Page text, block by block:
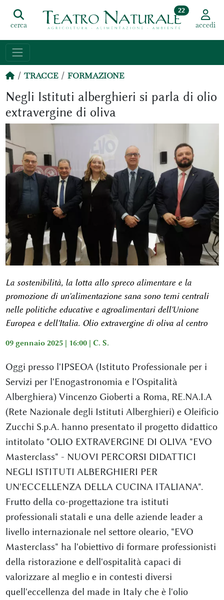
cerca
22
accedi
TRACCE FORMAZIONE
Negli Istituti alberghieri si parla di olio
extravergine di oliva
La sostenibilità, la lotta allo spreco alimentare e la
promozione di un'alimentazione sana sono temi centrali
nelle politiche educative e agroalimentari dell'Unione
Europea e dell'Italia. Olio extravergine di oliva al centro
09 gennaio 2025 | 16:00 | C. S.
Oggi presso l'IPSEOA (Istituto Professionale per i
Servizi per l'Enogastronomia e l'Ospitalità
Alberghiera) Vincenzo Gioberti a Roma, RE.NA.I.A
(Rete Nazionale degli Istituti Alberghieri) e Oleificio
Zucchi S.p.A. hanno presentato il progetto didattico
intitolato "OLIO EXTRAVERGINE DI OLIVA "EVO
Masterclass" - NUOVI PERCORSI DIDATTICI
NEGLI ISTITUTI ALBERGHIERI PER
UN'ECCELLENZA DELLA CUCINA ITALIANA".
Frutto della co-progettazione tra istituti
professionali statali e una delle aziende leader a
livello internazionale nel settore oleario, "EVO
Masterclass" ha l'obiettivo di formare professionisti
della ristorazione e dell'ospitalità capaci di
valorizzare al meglio e in contesti diversi
quell'eccellenza del made in Italy che è l'olio